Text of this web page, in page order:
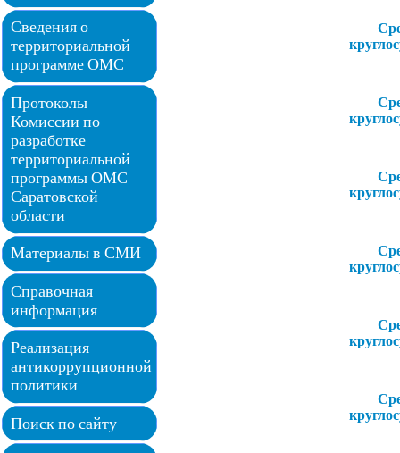
Сведения о
территориальной
программе ОМС
Протоколы
Комиссии по
разработке
территориальной
программы ОМС
Саратовской
области
Материалы в СМИ
Справочная
информация
Реализация
антикоррупционной
политики
Поиск по сайту